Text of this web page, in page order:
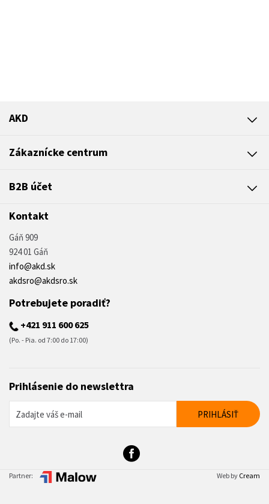
AKD
Zákaznícke centrum
B2B účet
Kontakt
Gáň 909
924 01 Gáň
info@akd.sk
akdsro@akdsro.sk
Potrebujete poradiť?
+421 911 600 625
(Po. - Pia. od 7:00 do 17:00)
Prihlásenie do newslettra
Partner: Web by Cream